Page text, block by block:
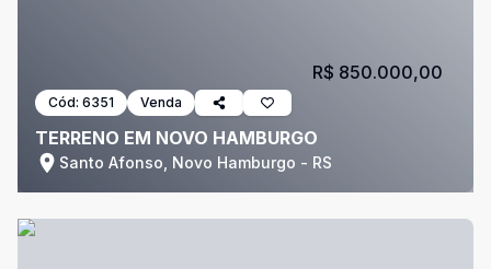
Cód: 6351 Venda
TERRENO EM NOVO HAMBURGO
Santo Afonso, Novo Hamburgo - RS
R$ 850.000,00